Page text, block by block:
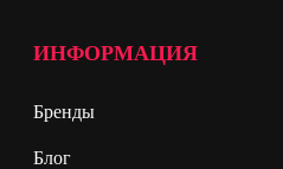
ИНФОРМАЦИЯ
Бренды
Блог